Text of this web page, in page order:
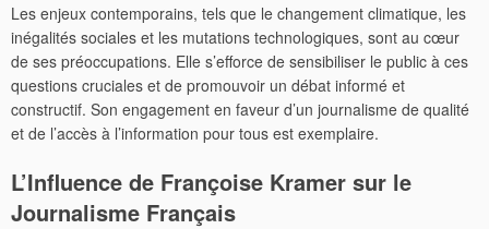
Les enjeux contemporains, tels que le changement climatique, les
inégalités sociales et les mutations technologiques, sont au cœur
de ses préoccupations. Elle s’efforce de sensibiliser le public à ces
questions cruciales et de promouvoir un débat informé et
constructif. Son engagement en faveur d’un journalisme de qualité
et de l’accès à l’information pour tous est exemplaire.
L’Influence de Françoise Kramer sur le
Journalisme Français